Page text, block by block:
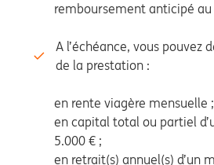
remboursement anticipé
A l’échéance, vous pouvez
de la prestation :
en rente viagère mensuelle ;
en capital total ou partiel
5.000 € ;
en retrait(s) annuel(s) d’un